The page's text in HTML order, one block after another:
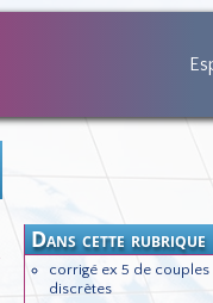
Dans cette rubrique
corrigé ex 5 de couples
discrètes